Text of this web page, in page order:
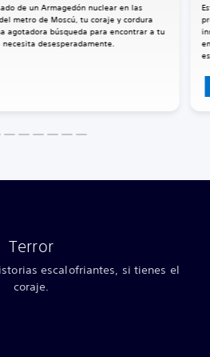
de un Armagedón nuclear en las
metro de Moscú, tu coraje y cordura
agotadora búsqueda para encontrar a tu
desesperadamente.
Terror
escalofriantes, si tienes el
coraje.